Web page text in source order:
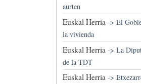
aurten
Euskal Herria -> El
la vivienda
Euskal Herria -> La
de la TDT
Euskal Herria->